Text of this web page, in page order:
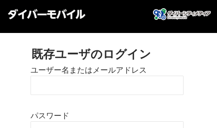
既存ユーザのログイン
ユーザー名またはメールアドレス
パスワード